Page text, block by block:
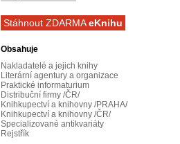
Stáhnout ZDARMAeKnihu
Obsahuje
Nakladatelé a jejich knihy
Literární agentury a organizace
Praktické informaturium
Distribuční firmy /ČR/
Knihkupectví a knihovny /PRAHA/
Knihkupectví a knihovny /ČR/
Specializované antikvariáty
Rejstřík